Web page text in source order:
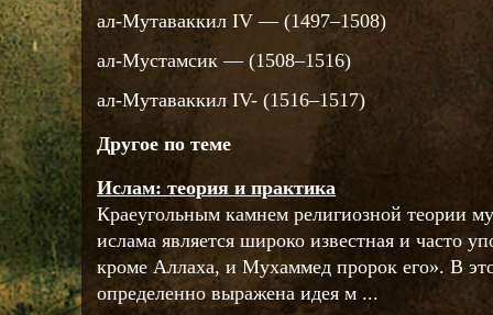
ал-Мутаваккил IV — (1497–1508)
ал-Мустамсик — (1508–1516)
ал-Мутаваккил IV- (1516–1517)
Другое по теме
Ислам: теория и практика
Краеугольным камнем религиозной теории
ислама является широко известная и часто
кроме Аллаха, и Мухаммед пророк его». В
определенно выражена идея м ...